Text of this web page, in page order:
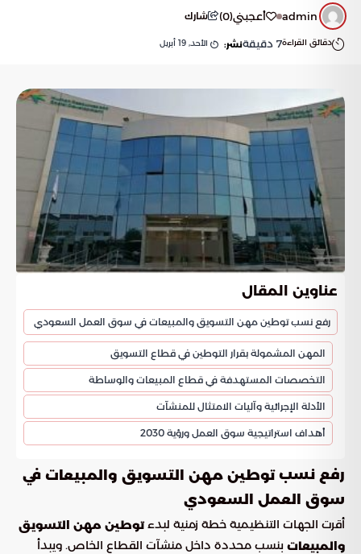
admin أعجبني(
0
) شارك
دقائق القراءة7 دقيقةنشر: الأحد, 19 أبريل
عناوين المقال
رفع نسب توطين مهن التسويق والمبيعات في سوق العمل السعودي
المهن المشمولة بقرار التوطين في قطاع التسويق
التخصصات المستهدفة في قطاع المبيعات والوساطة
الأدلة الإجرائية وآليات الامتثال للمنشآت
أهداف استراتيجية سوق العمل ورؤية 2030
رفع نسبتوطين مهن التسويق والمبيعات في
سوق العمل السعودي
أقرت الجهات التنظيمية خطة زمنية لبدءتوطين مهن التسويق
والمبيعات بنسب محددة داخل منشآت القطاع الخاص. ويبدأ